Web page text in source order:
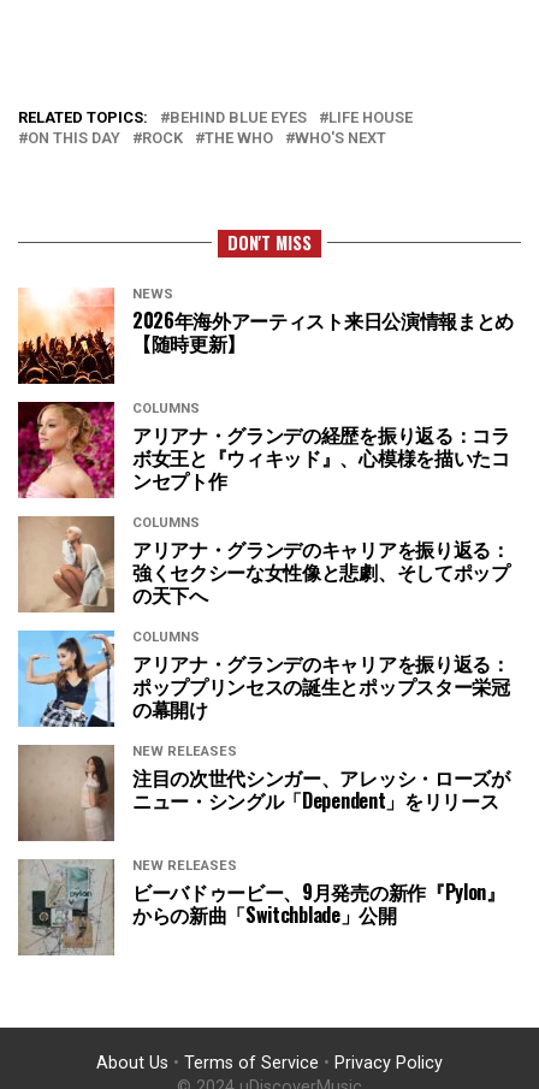
RELATED TOPICS: BEHIND BLUE EYES
LIFE HOUSE
ON THIS DAY
ROCK THE WHO WHO'S NEXT
DON'T MISS
NEWS
2026年海外アーティスト来日公演情報まとめ
【随時更新】
COLUMNS
アリアナ・グランデの経歴を振り返る：コラ
ボ女王と『ウィキッド』、心模様を描いたコ
ンセプト作
COLUMNS
アリアナ・グランデのキャリアを振り返る：
強くセクシーな女性像と悲劇、そしてポップ
の天下へ
COLUMNS
アリアナ・グランデのキャリアを振り返る：
ポッププリンセスの誕生とポップスター栄冠
の幕開け
NEW RELEASES
注目の次世代シンガー、アレッシ・ローズが
ニュー・シングル「Dependent」をリリース
NEW RELEASES
ビーバドゥービー、9月発売の新作『Pylon』
からの新曲「Switchblade」公開
About Us • Terms of Service • Privacy Policy